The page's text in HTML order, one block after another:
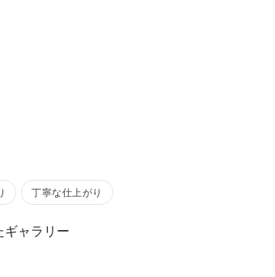
丁寧な仕上がり
ギャラリー